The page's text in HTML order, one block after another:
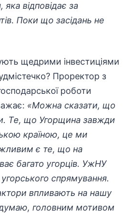
яка відповідає за
Поки що засідань не
щедрими інвестиціями
Проректор з
роботи
«Можна сказати, що
Те, що Угорщина завжди
країною, це ми
є те, що на
багато угорців. УжНУ
угорського спрямування.
впливають на нашу
головним мотивом